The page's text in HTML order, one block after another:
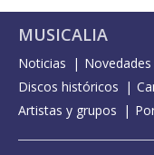
MUSICALIA
Noticias Novedades
Discos históricos
Artistas y grupos